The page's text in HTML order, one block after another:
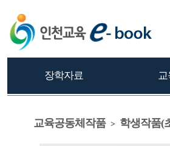
장학자료 교
교육공동체작품 > 학생작품(